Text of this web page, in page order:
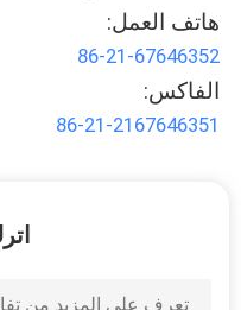
هاتف العمل:
86-21-67646352
الفاكس:
86-21-2167646351